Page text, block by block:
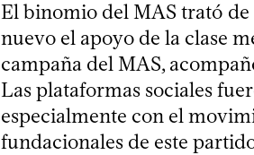
El binomio del MAS trató de
nuevo el apoyo de la clase
campaña del MAS,
Las plataformas sociales
especialmente con el
fundacionales de este